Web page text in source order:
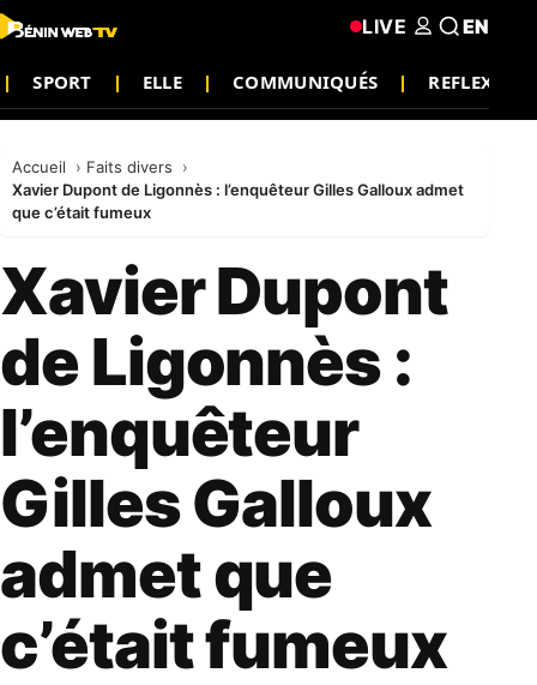
SPORT ELLE COMMUNIQUÉS
LIVE EN
Accueil
Faits divers
Xavier Dupont de Ligonnès : l’enquêteur Gilles Galloux admet
que c’était fumeux
Xavier Dupont
de Ligonnès :
l’enquêteur
Gilles Galloux
admet que
c’était fumeux